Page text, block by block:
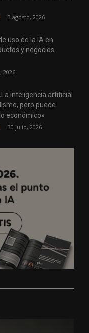
3 agosto, 2026
uso de la IA en
y negocios
2026
inteligencia artificial
pero puede
económico»
30 julio, 2026